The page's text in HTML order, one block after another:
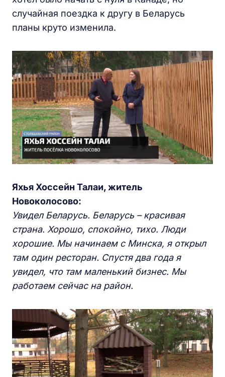
случайная поездка к другу в Беларусь
планы круто изменила.
Яхья Хоссейн Талаи, житель
Новоколосово:
Увидел Беларусь. Беларусь – красивая
страна. Хорошо, спокойно, тихо. Люди
хорошие. Мы начинаем с Минска, я открыл
там один ресторан. Спустя два года я
увидел, что там маленький бизнес. Мы
работаем сейчас на район.